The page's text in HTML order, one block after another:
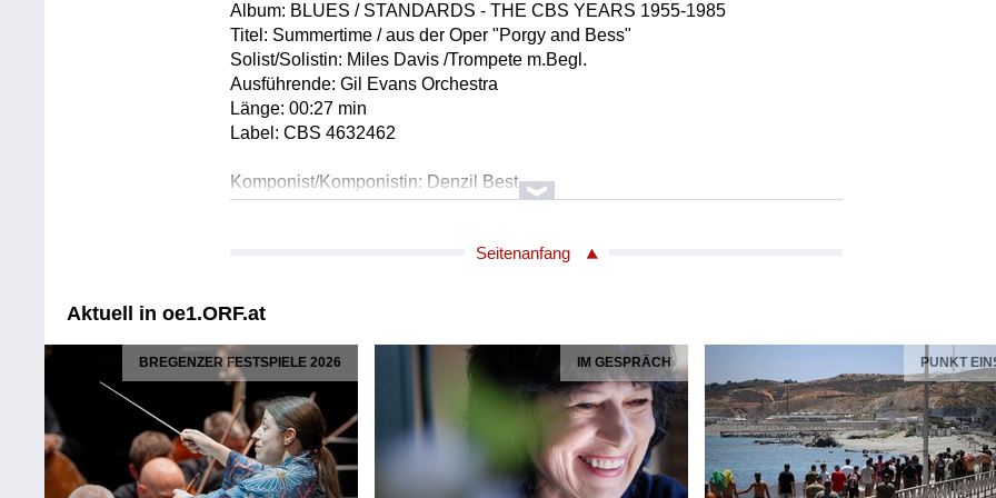
Album: BLUES / STANDARDS - THE CBS YEARS 1955-1985
Titel: Summertime / aus der Oper "Porgy and Bess"
Solist/Solistin: Miles Davis /Trompete m.Begl.
Ausführende: Gil Evans Orchestra
Länge: 00:27 min
Label: CBS 4632462
Komponist/Komponistin: Denzil Best
Album: BIRTH OF THE COOL
Solist/Solistin: Miles Davis /Trompete m.Begl.
Ausführender/Ausführende: Junior Collins /Horn
Ausführender/Ausführende: Lee Konitz /Altsaxophon
Ausführender/Ausführende: Al Haig /Piano
Ausführender/Ausführende: Gerry Mulligan /Baritonsaxophon
Ausführender/Ausführende: Joe Shulman /Bass
Ausführender/Ausführende: Max Roach /Drums
Länge: 01:40 min
Seitenanfang
Aktuell in oe1.ORF.at
BREGENZER FESTSPIELE 2026 IM GESPRÄCH PUNKT